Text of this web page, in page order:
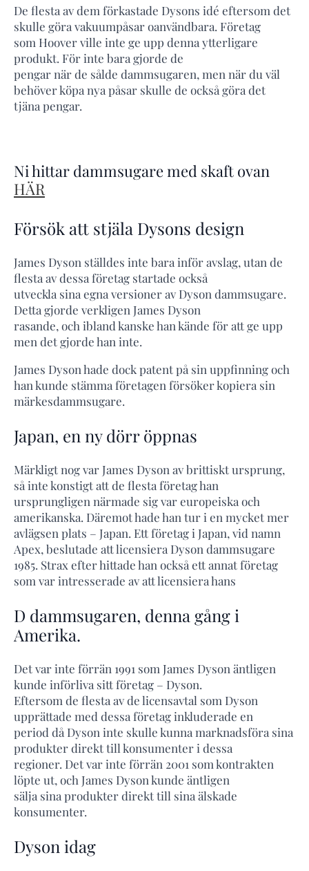
De flesta av dem förkastade Dysons idé eftersom det
skulle göra vakuumpåsar oanvändbara. Företag
som Hoover ville inte ge upp denna ytterligare
produkt. För inte bara gjorde de
pengar när de sålde dammsugaren, men när du väl
behöver köpa nya påsar skulle de också göra det
tjäna pengar.
Ni hittar dammsugare med skaft ovan
HÄR
Försök att stjäla Dysons design
James Dyson ställdes inte bara inför avslag, utan de
flesta av dessa företag startade också
utveckla sina egna versioner av Dyson dammsugare.
Detta gjorde verkligen James Dyson
rasande, och ibland kanske han kände för att ge upp
men det gjorde han inte.
James Dyson hade dock patent på sin uppfinning och
han kunde stämma företagen försöker kopiera sin
märkesdammsugare.
Japan, en ny dörr öppnas
Märkligt nog var James Dyson av brittiskt ursprung,
så inte konstigt att de flesta företag han
ursprungligen närmade sig var europeiska och
amerikanska. Däremot hade han tur i en mycket mer
avlägsen plats – Japan. Ett företag i Japan, vid namn
Apex, beslutade att licensiera Dyson dammsugare
1985. Strax efter hittade han också ett annat företag
som var intresserade av att licensiera hans
D dammsugaren, denna gång i
Amerika.
Det var inte förrän 1991 som James Dyson äntligen
kunde införliva sitt företag – Dyson.
Eftersom de flesta av de licensavtal som Dyson
upprättade med dessa företag inkluderade en
period då Dyson inte skulle kunna marknadsföra sina
produkter direkt till konsumenter i dessa
regioner. Det var inte förrän 2001 som kontrakten
löpte ut, och James Dyson kunde äntligen
sälja sina produkter direkt till sina älskade
konsumenter.
Dyson idag